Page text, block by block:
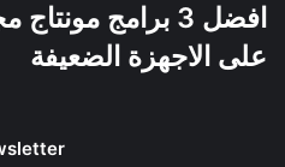
افضل 3 برامج
على الاجهزة الضعيفة